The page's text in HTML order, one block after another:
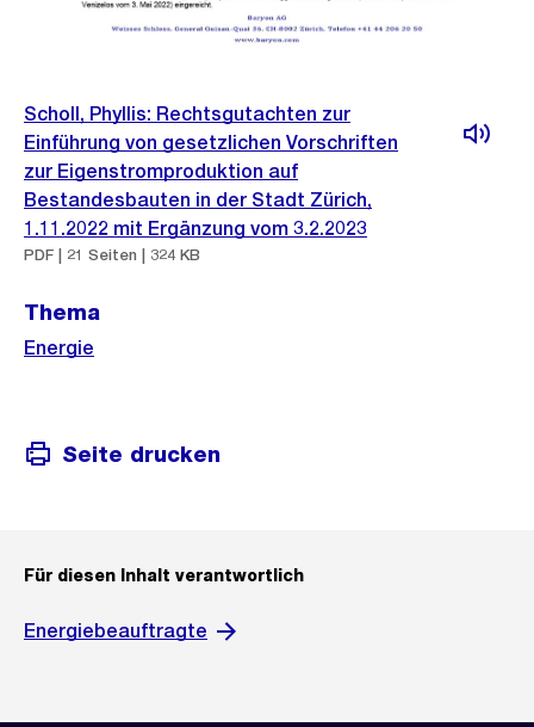
Scholl, Phyllis: Rechtsgutachten zur
Einführung von gesetzlichen Vorschriften
zur Eigenstromproduktion auf
Bestandesbauten in der Stadt Zürich,
1.11.2022 mit Ergänzung vom 3.2.2023
PDF | 21 Seiten | 324 KB
Thema
Energie
Seite drucken
Für diesen Inhalt verantwortlich
Energiebeauftragte